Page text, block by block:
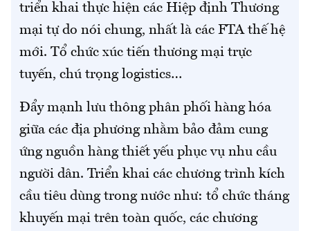
triển khai thực hiện các Hiệp định Thương
mại tự do nói chung, nhất là các FTA thế hệ
mới. Tổ chức xúc tiến thương mại trực
tuyến, chú trọng logistics…
Đẩy mạnh lưu thông phân phối hàng hóa
giữa các địa phương nhằm bảo đảm cung
ứng nguồn hàng thiết yếu phục vụ nhu cầu
người dân. Triển khai các chương trình kích
cầu tiêu dùng trong nước như: tổ chức tháng
khuyến mại trên toàn quốc, các chương